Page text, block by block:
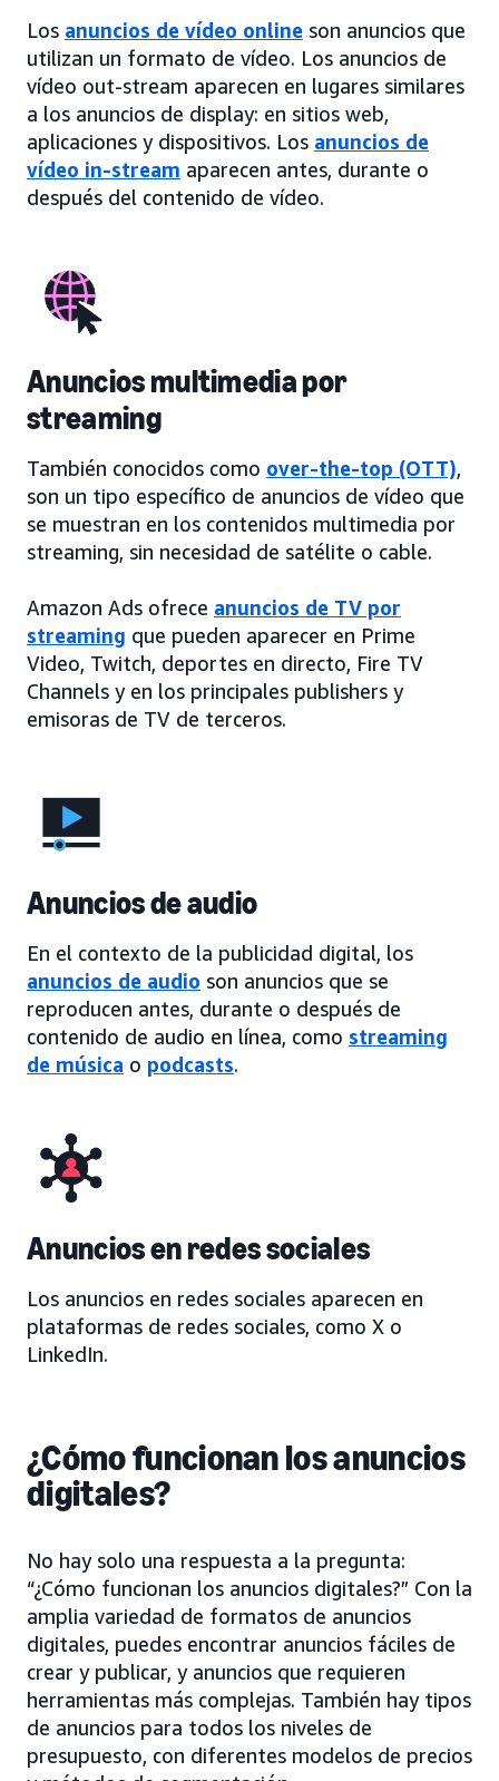
Los anuncios de vídeo online son anuncios que
utilizan un formato de vídeo. Los anuncios de
vídeo out-stream aparecen en lugares similares
a los anuncios de display: en sitios web,
aplicaciones y dispositivos. Los anuncios de
vídeo in-stream aparecen antes, durante o
después del contenido de vídeo.
Anuncios multimedia por
streaming
También conocidos como over-the-top (OTT),
son un tipo específico de anuncios de vídeo que
se muestran en los contenidos multimedia por
streaming, sin necesidad de satélite o cable.
Amazon Ads ofrece anuncios de TV por
streaming que pueden aparecer en Prime
Video, Twitch, deportes en directo, Fire TV
Channels y en los principales publishers y
emisoras de TV de terceros.
Anuncios de audio
En el contexto de la publicidad digital, los
anuncios de audio son anuncios que se
reproducen antes, durante o después de
contenido de audio en línea, como streaming
de música o podcasts.
Anuncios en redes sociales
Los anuncios en redes sociales aparecen en
plataformas de redes sociales, como X o
LinkedIn.
¿Cómo funcionan los anuncios
digitales?
No hay solo una respuesta a la pregunta:
“¿Cómo funcionan los anuncios digitales?” Con la
amplia variedad de formatos de anuncios
digitales, puedes encontrar anuncios fáciles de
crear y publicar, y anuncios que requieren
herramientas más complejas. También hay tipos
de anuncios para todos los niveles de
presupuesto, con diferentes modelos de precios